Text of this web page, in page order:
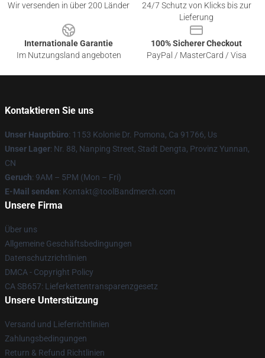
Wir versenden in über 200 Länder
24/7 Schutz von Klicks bis zur
Lieferung
Internationale Garantie
Im Nutzungsland angeboten
100% Sicherer Checkout
PayPal / MasterCard / Visa
Kontaktieren Sie uns
Unser Hauptbüro: 1153 Kolonie Dr. Pomona, Ca 91766, Us
Unser Lager: Nr. 88, Nanping Street, Stadt Dengta, Provinz Yunnan,
CN
Geruch: 9AM – 5PM (Mon – Fri)
E-Mail senden: Kontakt@toolBandmerch.com
Unsere Firma
Über uns
Allgemeine Geschäftsbedingungen
Datenschutzrichtlinien
DMCA - Copyright Policy
CA SB657: Lieferkettentransparenzgesetz
Unsere Unterstützung
Versand und Lieferrichtlinien
Zahlungsbedingungen
Return & Refund Richtlinien